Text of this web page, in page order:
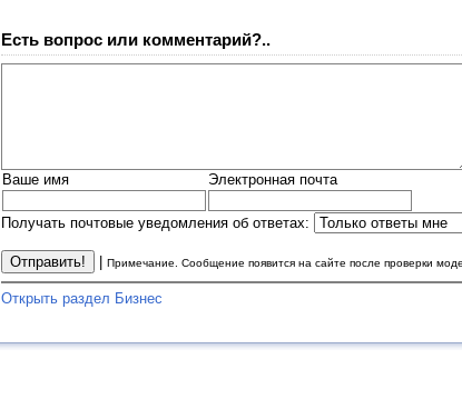
Есть вопрос или комментарий?..
Ваше имя Электронная почта
Получать почтовые уведомления об ответах:
Примечание. Сообщение появится на сайте после проверки
Открыть раздел Бизнес